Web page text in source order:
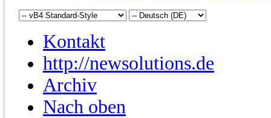
Kontakt
http://newsolutions.de
Archiv
Nach oben